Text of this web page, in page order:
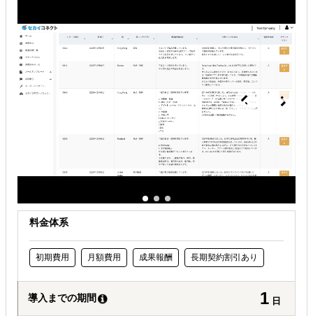
解決できる課題
自社商材に最適な販売方法を知りたい
自社商材の現地でのニーズを知りたい
海外におけるリスク・コストを低減したい
料金体系
初期費用 月額費用 成果報酬 長期契約割引あり
導入までの期間 1 日